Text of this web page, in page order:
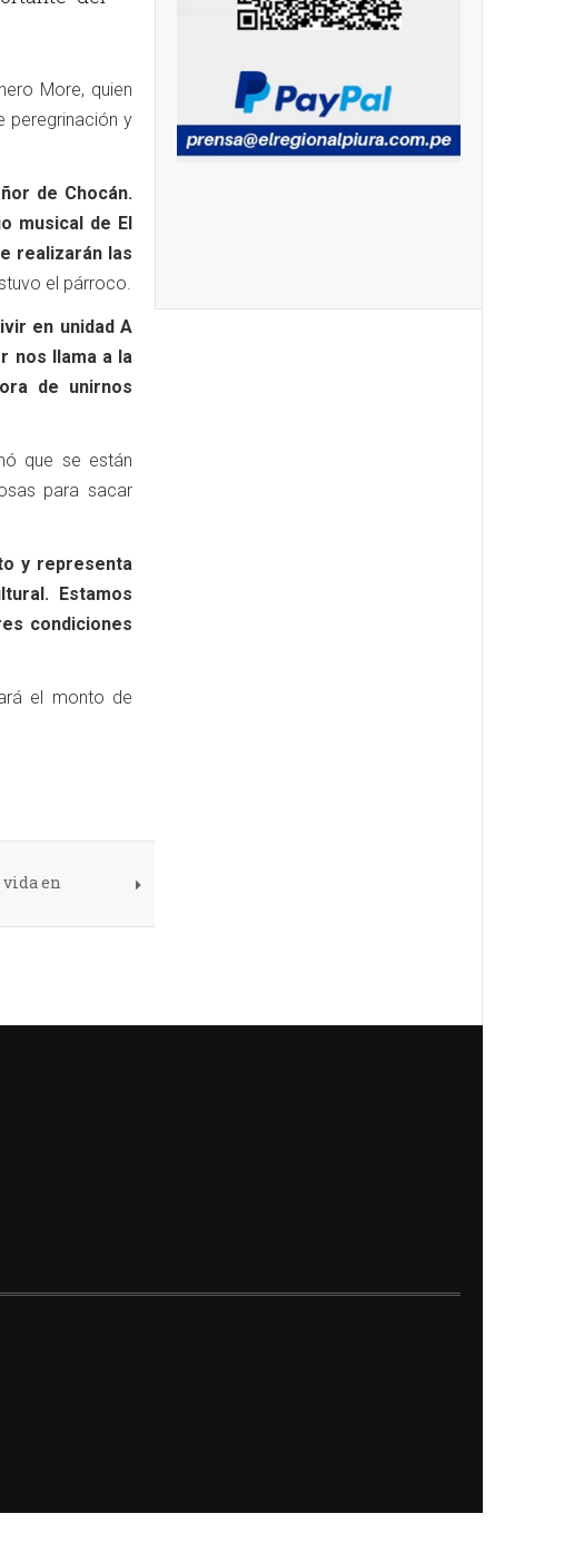
More, quien
peregrinación y
de Chocán.
musical de El
realizarán las
el párroco.
en unidad A
nos llama a la
de unirnos
que se están
para sacar
y representa
Estamos
condiciones
el monto de
en